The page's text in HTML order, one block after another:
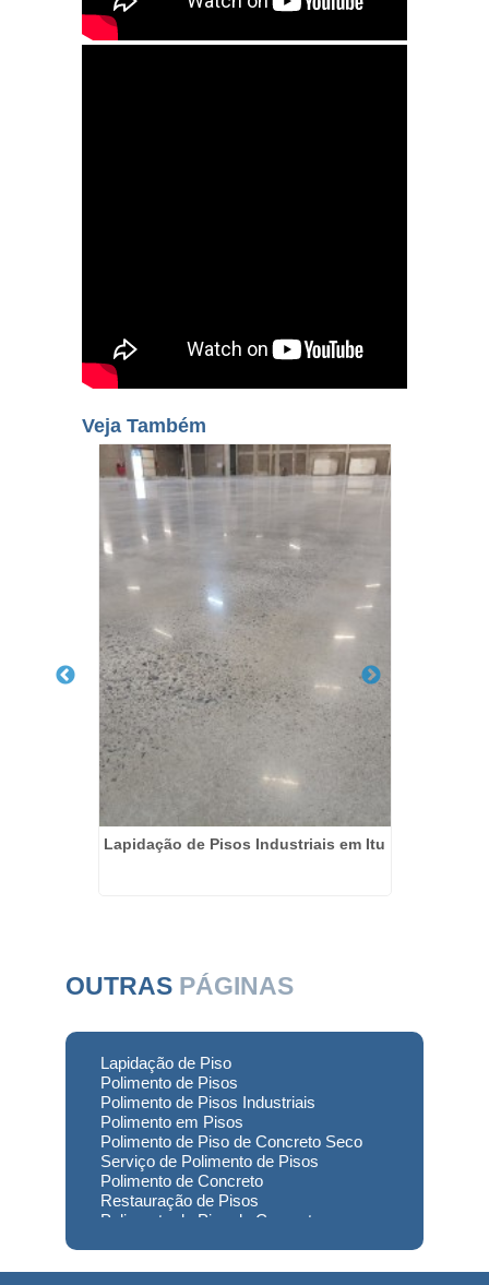
Veja Também
Lapidação de Pisos Industriais em Itu
OUTRAS PÁGINAS
Lapidação de Piso
Polimento de Pisos
Polimento de Pisos Industriais
Polimento em Pisos
Polimento de Piso de Concreto Seco
Serviço de Polimento de Pisos
Polimento de Concreto
Restauração de Pisos
Polimento de Piso de Concreto
Preço